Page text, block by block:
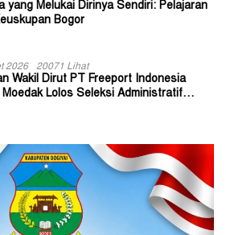
yang Melukai Dirinya Sendiri: Pelajaran
Bogor
2026 20071 Lihat
Wakil Dirut PT Freeport Indonesia
Lolos Seleksi Administratif